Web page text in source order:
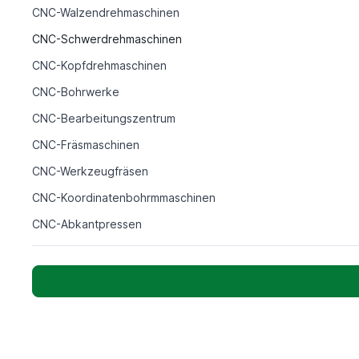
CNC-Walzendrehmaschinen
CNC-Schwerdrehmaschinen
CNC-Kopfdrehmaschinen
CNC-Bohrwerke
CNC-Bearbeitungszentrum
CNC-Fräsmaschinen
CNC-Werkzeugfräsen
CNC-Koordinatenbohrmmaschinen
CNC-Abkantpressen